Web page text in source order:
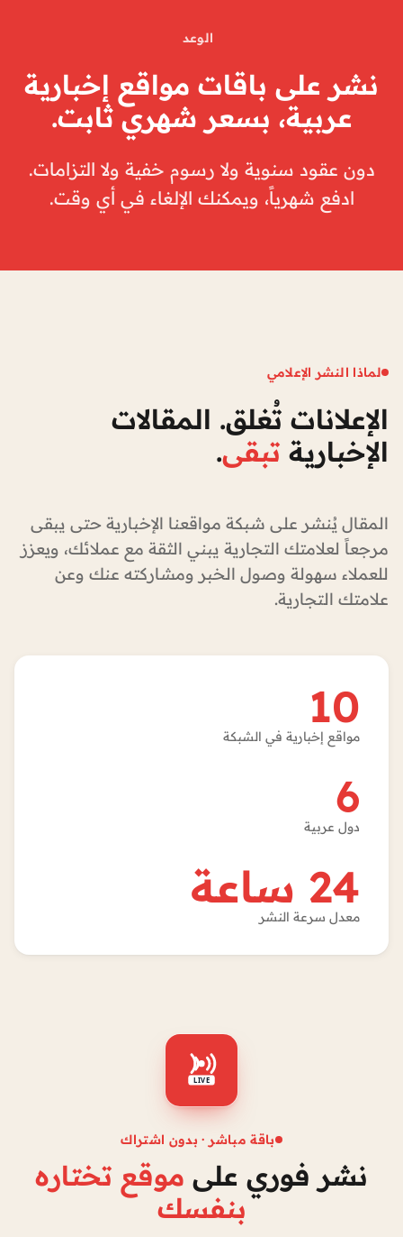
الوعد
نشر على باقات مواقع إخبارية
عربية، بسعر شهري ثابت.
دون عقود سنوية ولا رسوم خفية ولا التزامات.
ادفع شهرياً، ويمكنك الإلغاء في أي وقت.
لماذا النشر الإعلامي
الإعلانات تُغلق. المقالات
الإخبارية تبقى.
المقال يُنشر على شبكة مواقعنا الإخبارية حتى يبقى
مرجعاً لعلامتك التجارية يبني الثقة مع عملائك، ويعزز
للعملاء سهولة وصول الخبر ومشاركته عنك وعن
علامتك التجارية.
10
مواقع إخبارية في الشبكة
6
دول عربية
24 ساعة
معدل سرعة النشر
LIVE
باقة مباشر · بدون اشتراك
نشر فوري على موقع تختاره
بنفسك